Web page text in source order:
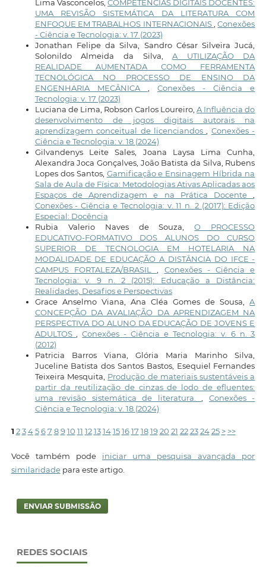
Lima Vasconcelos, COMPETÊNCIAS DIGITAIS DOCENTES:
UMA REVISÃO SISTEMÁTICA DA LITERATURA COM
ENFOQUE EM TRABALHOS INTERNACIONAIS ,Conexões
- Ciência e Tecnologia: v. 17 (2023)
Jonathan Felipe da Silva, Sandro César Silveira Jucá,
Solonildo Almeida da Silva,A UTILIZAÇÃO DA
REALIDADE AUMENTADA COMO FERRAMENTA
TECNOLÓGICA NO PROCESSO DE ENSINO DA
ENGENHARIA MECÂNICA
,Conexões - Ciência e
Tecnologia: v. 17 (2023)
Luciana de Lima, Robson Carlos Loureiro,A Influência do
desenvolvimento de jogos digitais autorais na
aprendizagem conceitual de licenciandos
Conexões -
Ciência e Tecnologia: v. 18 (2024)
Gilvandenys Leite Sales, Joana Laysa Lima Cunha,
Alexandra Joca Gonçalves, João Batista da Silva, Rubens
Lopes dos Santos, Gamificação e Ensinagem Híbrida na
Sala de Aula de Física: Metodologias Ativas Aplicadas aos
Espaços de Aprendizagem e na Prática Docente
Conexões - Ciência e Tecnologia: v. 11 n. 2 (2017): Edição
Especial: Docência
Rubia Valerio Naves de Souza,O PROCESSO
EDUCATIVO-FORMATIVO DOS ALUNOS DO CURSO
SUPERIOR DE TECNOLOGIA EM HOTELARIA NA
MODALIDADE DE EDUCAÇÃO A DISTÂNCIA DO IFCE -
CAMPUS FORTALEZA/BRASIL
Conexões - Ciência e
Tecnologia: v. 9 n. 2 (2015): Educação a Distância:
Realidades, Desafios e Perspectivas
Grace Anselmo Viana, Ana Cléa Gomes de Sousa,A
CONCEPÇÃO DA AVALIAÇÃO DA APRENDIZAGEM NA
PERSPECTIVA DO ALUNO DA EDUCAÇÃO DE JOVENS E
ADULTOS
,Conexões - Ciência e Tecnologia: v. 6 n. 3
(2012)
Patricia Barros Viana, Glória Maria Marinho Silva,
Juceline Batista dos Santos Bastos, Esequiel Fernandes
Teixeira Mesquita, Produção de materiais sustentáveis a
partir da reutilização de cinzas de lodo de efluentes:
uma revisão sistemática de literatura.
Conexões -
Ciência e Tecnologia: v. 18 (2024)
1 2 3 4 5 6 7 8 9 10 11 12 13 14 15 16 17 18 19 20 21 22 23 24 25 > >>
Você também pode iniciar uma pesquisa avançada por
similaridadepara este artigo.
ENVIAR SUBMISSÃO
REDES SOCIAIS